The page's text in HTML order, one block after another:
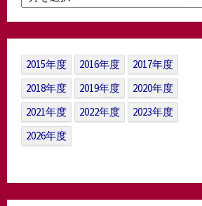
別
ア
ー
カ
イ
ブ
2015年度 2016年度
2017年度
2018年度
2019年度
2020年度
2021年度
2022年度
2023年度
2026年度